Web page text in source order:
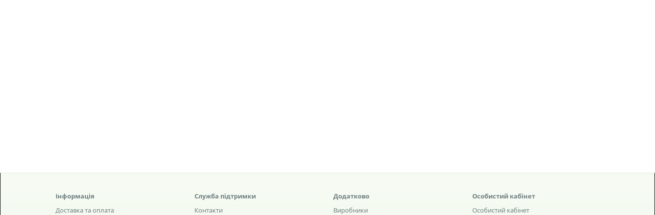
Інформація
Доставка та оплата
Служба підтримки
Контакти
Додатково
Виробники
Особистий кабінет
Особистий кабінет